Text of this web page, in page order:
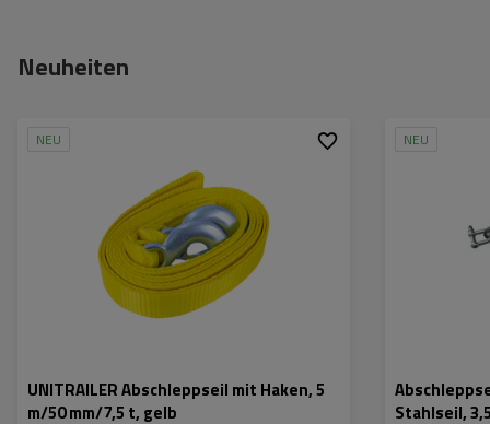
Neuheiten
NEU
UNITRAILER Abschleppseil mit Haken, 5
m/50 mm/7,5 t, gelb
NEU
Stahlseil,